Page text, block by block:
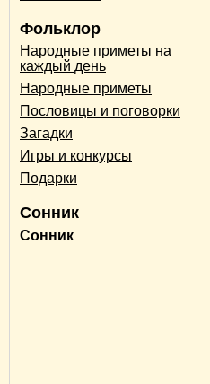
Фольклор
Народные приметы на
каждый день
Народные приметы
Пословицы и поговорки
Загадки
Игры и конкурсы
Подарки
Сонник
Сонник